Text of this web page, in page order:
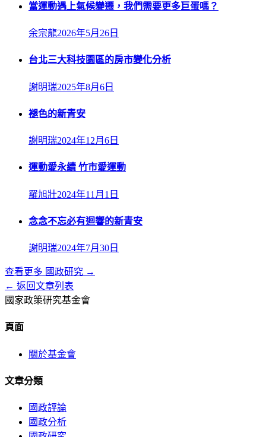
當運動遇上氣候變遷，我們需要更多巨蛋嗎？
余宗龍2026年5月26日
台北三大科技園區的房市變化分析
謝明瑞2025年8月6日
褪色的新青安
謝明瑞2024年12月6日
運動愛永續 竹市愛運動
羅旭壯2024年11月1日
念念不忘必有迴響的新青安
謝明瑞2024年7月30日
查看更多 國政研究 →
← 返回文章列表
國家政策研究基金會
頁面
關於基金會
文章分類
國政評論
國政分析